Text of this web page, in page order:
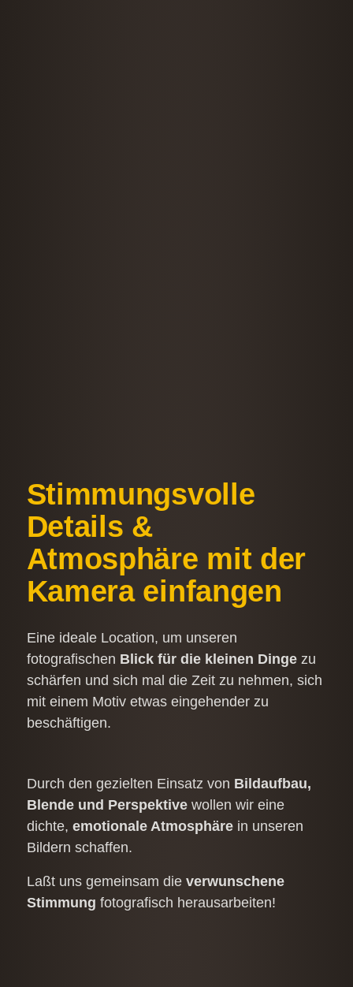
Stimmungsvolle
Details &
Atmosphäre mit der
Kamera einfangen
Eine ideale Location, um unseren
fotografischen Blick für die kleinen Dingezu
schärfen und sich mal die Zeit zu nehmen, sich
mit einem Motiv etwas eingehender zu
beschäftigen.
Durch den gezielten Einsatz von Bildaufbau,
Blende und Perspektivewollen wir eine
dichte, emotionale Atmosphärein unseren
Bildern schaffen.
Laßt uns gemeinsam die verwunschene
Stimmung fotografisch herausarbeiten!